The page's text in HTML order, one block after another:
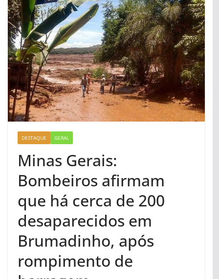
DESTAQUE GERAL
Minas Gerais:
Bombeiros afirmam
que há cerca de 200
desaparecidos em
Brumadinho, após
rompimento de